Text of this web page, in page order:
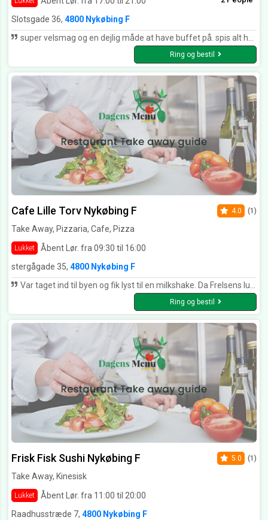
Slotsgade 36, 4800 Nykøbing F
super velsmag og en dejlig måde at have buffet på. spis alt hvad du kan men i små portioner. elsker det!!!
Ring og bestil
Cafe Lille Torv Nykøbing F
Take Away, Pizzaria, Cafe, Pizza
Lukket Åbent Lør. fra 09:30 til 16:00
4.0 (1)
stergågade 35, 4800 Nykøbing F
Var taget ind til byen og fik lyst til en milkshake. Da Frelsens lukkede foran næsen på os, gik vi til caféen på lille torv. Det fortryder vi ikke. Han serverede den lækreste milkshake til fruen og jeg. Min kone blev helt vild og bestilte en mere😀 Så kan det ikke blive bedre, vi kommer igen næste weekend 😀
Ring og bestil
Frisk Fisk Sushi Nykøbing F
Take Away, Kinesisk
Lukket Åbent Lør. fra 11:00 til 20:00
5.0 (1)
Raadhusstræde 7, 4800 Nykøbing F